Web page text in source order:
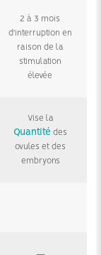
2 à 3 mois
d'interruption en
raison de la
stimulation
élevée
Vise la
Quantité des
ovules et des
embryons